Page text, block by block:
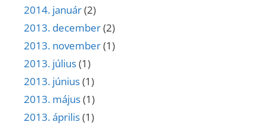
2014. január(2)
2013. december(2)
2013. november(1)
2013. július(1)
2013. június(1)
2013. május(1)
2013. április(1)